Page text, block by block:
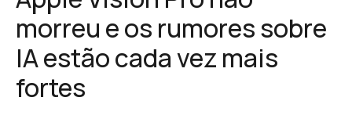
morreu e os rumores sobre
IA estão cada vez mais
fortes